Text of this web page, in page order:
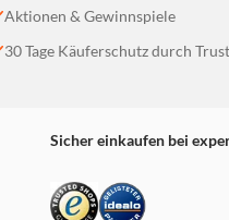
Aktionen & Gewinnspiele
30 Tage Käuferschutz durch
Sicher einkaufen bei